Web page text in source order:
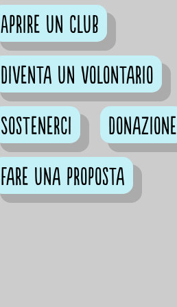
Aprire un club
Diventa un volontario
Sostenerci
Donazione
Fare una proposta